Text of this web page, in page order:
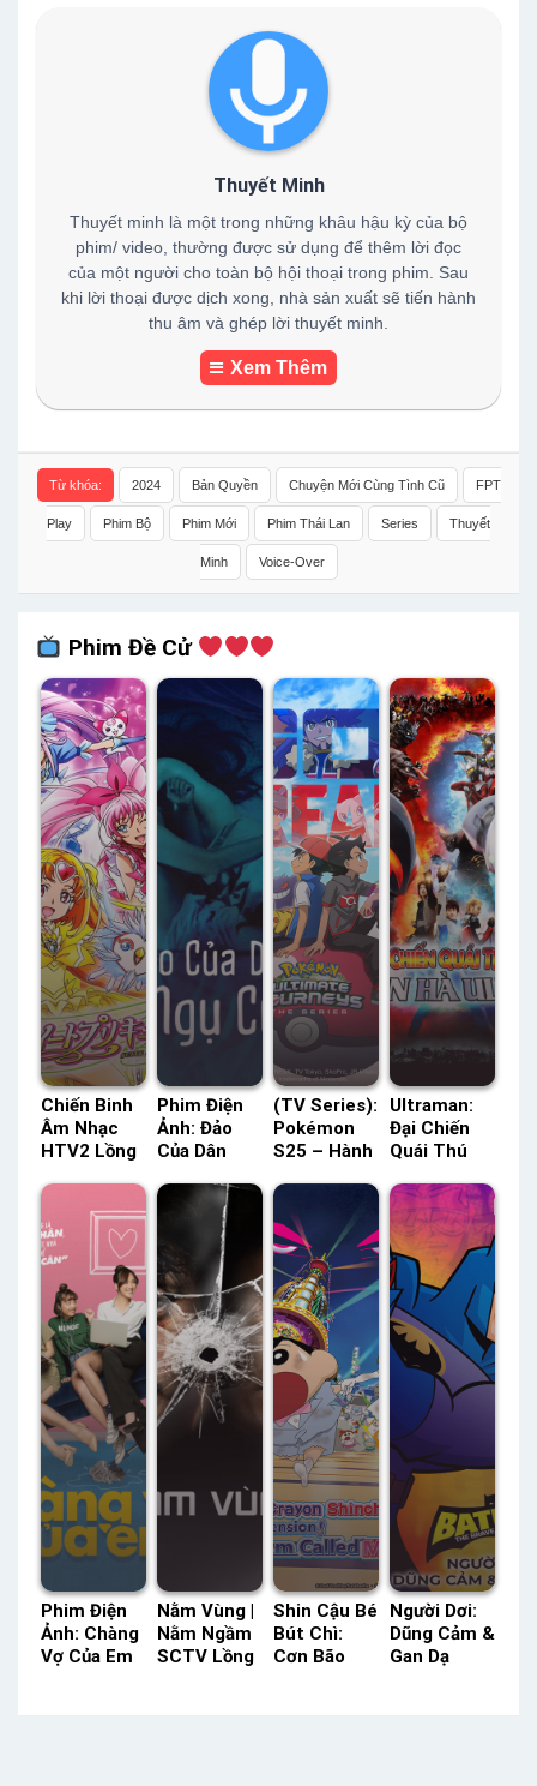
Thuyết Minh
Thuyết minh là một trong những khâu hậu kỳ của bộ
phim/ video, thường được sử dụng để thêm lời đọc
của một người cho toàn bộ hội thoại trong phim. Sau
khi lời thoại được dịch xong, nhà sản xuất sẽ tiến hành
thu âm và ghép lời thuyết minh.
Xem Thêm
Từ khóa: 2024 Bản Quyền Chuyện Mới Cùng Tình Cũ FPT
Play Phim Bộ Phim Mới Phim Thái Lan Series Thuyết
Minh Voice-Over
Phim Đề Cử
Chiến Binh
Âm Nhạc
HTV2 Lồng
Status: 48 /
48 Lồng
Tiếng
Phim Điện
Ảnh: Đảo
Của Dân
Tiếng Việt –
Status: HD
Tiếng Việt
(TV Series):
Pokémon
S25 – Hành
Cùng ACE
Lồng Tiếng
– Status:
54 / 54
Lồng Tiếng
Ultraman:
Đại Chiến
Quái Thú
Ultra FPT
Lồng Tiếng
– Status:
HD Lồng
Tiếng
Phim Điện
Ảnh: Chàng
Vợ Của Em
Nằm Vùng |
Nằm Ngầm
SCTV Lồng
Shin Cậu Bé
Bút Chì:
Cơn Bão
Người Dơi:
Dũng Cảm &
Gan Dạ